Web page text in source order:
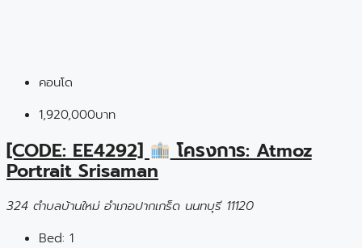
คอนโด
1,920,000บาท
[CODE: EE4292] โครงการ: Atmoz
Portrait Srisaman
324 ตำบลบ้านใหม่ อำเภอปากเกร็ด นนทบุรี 11120
Bed: 1